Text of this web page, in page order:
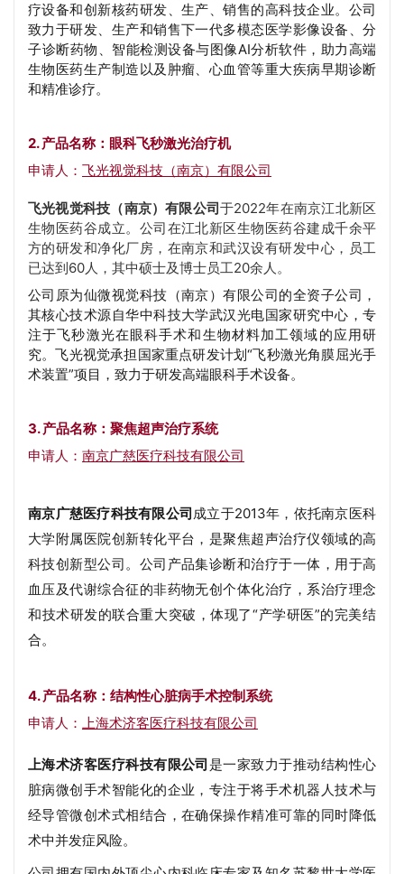
疗设备和创新核药研发、生产、销售的高科技企业。公司
致力于研发、生产和销售下一代多模态医学影像设备、分
子诊断药物、智能检测设备与图像AI分析软件，助力高端
生物医药生产制造以及肿瘤、心血管等重大疾病早期诊断
和精准诊疗。
2. 产品名称：眼科飞秒激光治疗机
申请人： 飞光视觉科技（南京）有限公司
飞光视觉科技（南京）有限公司于2022年在南京江北新区
生物医药谷成立。公司在江北新区生物医药谷建成千余平
方的研发和净化厂房，在南京和武汉设有研发中心，员工
已达到60人，其中硕士及博士员工20余人。
公司原为仙微视觉科技（南京）有限公司的全资子公司，
其核心技术源自华中科技大学武汉光电国家研究中心，专
注于飞秒激光在眼科手术和生物材料加工领域的应用研
究。飞光视觉承担国家重点研发计划“飞秒激光角膜屈光手
术装置”项目，致力于研发高端眼科手术设备。
3. 产品名称：聚焦超声治疗系统
申请人： 南京广慈医疗科技有限公司
南京广慈医疗科技有限公司 成立于2013年，依托南京医科
大学附属医院创新转化平台，是聚焦超声治疗仪领域的高
科技创新型公司。公司产品集诊断和治疗于一体，用于高
血压及代谢综合征的非药物无创个体化治疗，系治疗理念
和技术研发的联合重大突破，体现了“产学研医”的完美结
合。
4. 产品名称：结构性心脏病手术控制系统
申请人： 上海术济客医疗科技有限公司
上海术济客医疗科技有限公司 是一家致力于推动结构性心
脏病微创手术智能化的企业，专注于将手术机器人技术与
经导管微创术式相结合，在确保操作精准可靠的同时降低
术中并发症风险。